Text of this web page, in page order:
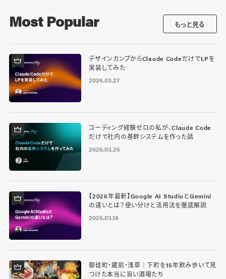
Most Popular もっと見る
デザインカンプからClaude CodeだけでLPを
実装してみた
2026.03.27
コーディング経験ゼロの私が、Claude Code
だけで社内の基幹システムを作った話
2026.03.25
【2026年最新】Google AI StudioとGemini
の違いとは？使い分けと活用法を徹底解説
2026.03.18
御徒町・蔵前・浅草｜下町を15年飲み歩いて見
つけた本当に旨い酒場たち